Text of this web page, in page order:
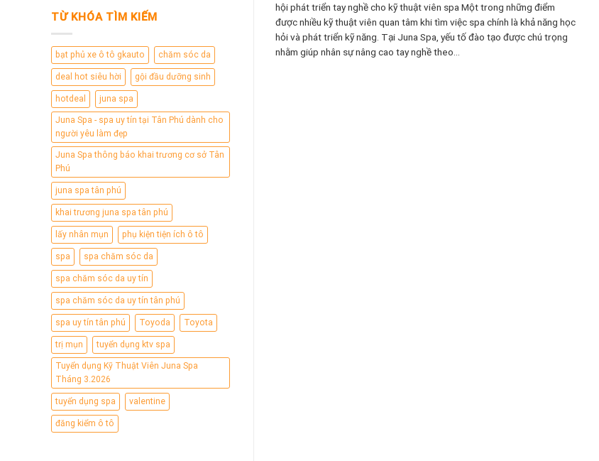
TỪ KHÓA TÌM KIẾM
bạt phủ xe ô tô gkauto chăm sóc da
deal hot siêu hời gội đầu dưỡng sinh
hotdeal juna spa
Juna Spa - spa uy tín tại Tân Phú dành cho
người yêu làm đẹp
Juna Spa thông báo khai trương cơ sở Tân
Phú
juna spa tân phú
khai trương juna spa tân phú
lấy nhân mụn phụ kiện tiện ích ô tô
spa spa chăm sóc da
spa chăm sóc da uy tín
spa chăm sóc da uy tín tân phú
spa uy tín tân phú Toyoda Toyota
trị mụn tuyển dụng ktv spa
Tuyển dụng Kỹ Thuật Viên Juna Spa
Tháng 3.2026
tuyển dụng spa valentine
đăng kiểm ô tô
hội phát triển tay nghề cho kỹ thuật viên spa Một trong những điểm
được nhiều kỹ thuật viên quan tâm khi tìm việc spa chính là khả năng học
hỏi và phát triển kỹ năng. Tại Juna Spa, yếu tố đào tạo được chú trọng
nhằm giúp nhân sự nâng cao tay nghề theo...